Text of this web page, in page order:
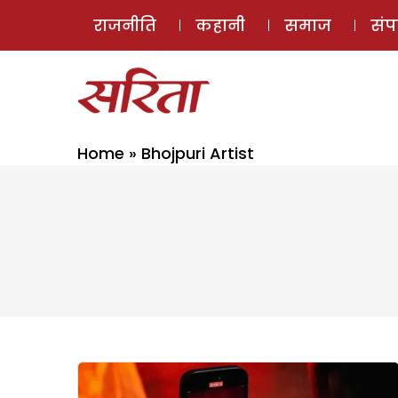
राजनीति कहानी समाज
Home » Bhojpuri Artist